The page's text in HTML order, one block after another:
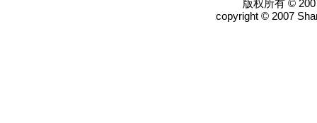
版权所有 ©
copyright © 2007